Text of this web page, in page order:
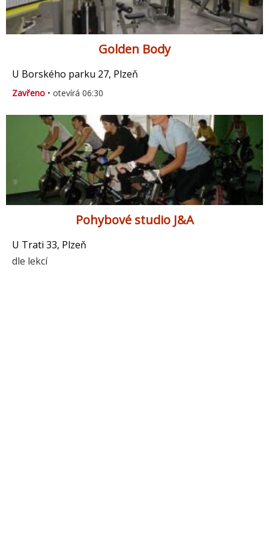
Golden Body
U Borského parku 27, Plzeň
Zavřeno • otevírá 06:30
Pohybové studio J&A
U Trati 33, Plzeň
dle lekcí